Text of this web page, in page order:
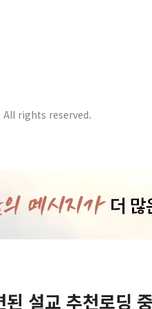
. All rights reserved.
된 설교 추천로딩